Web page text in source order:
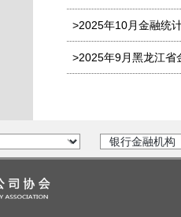
>2025年10月金融统
>2025年9月黑龙江省